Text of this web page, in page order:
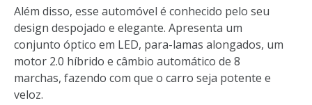
Além disso, esse automóvel é conhecido pelo seu
design despojado e elegante. Apresenta um
conjunto óptico em LED, para-lamas alongados, um
motor 2.0 híbrido e câmbio automático de 8
marchas, fazendo com que o carro seja potente e
veloz.